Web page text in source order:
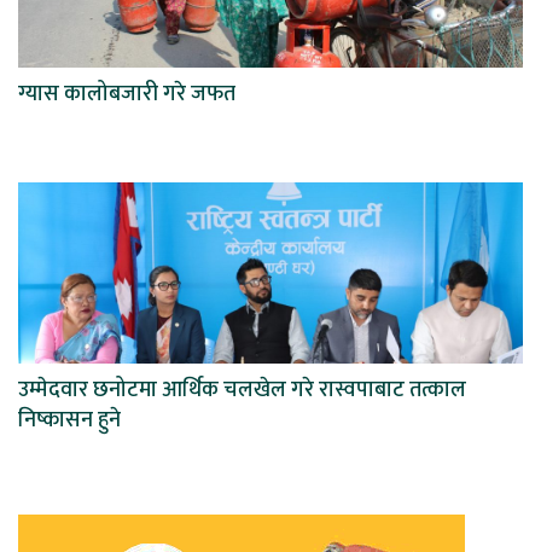
ग्यास कालोबजारी गरे जफत
उम्मेदवार छनोटमा आर्थिक चलखेल गरे रास्वपाबाट तत्काल
निष्कासन हुने